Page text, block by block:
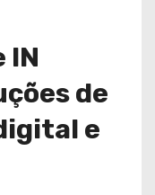
IN
de
e